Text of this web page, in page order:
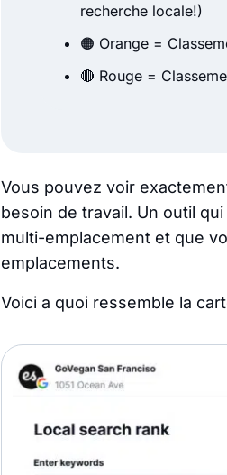
recherche locale!)
🟠 Orange =
🔴 Rouge =
Vous pouvez voir
besoin de travail. Un outil
multi-emplacement et que
emplacements.
Voici a quoi ressemble la